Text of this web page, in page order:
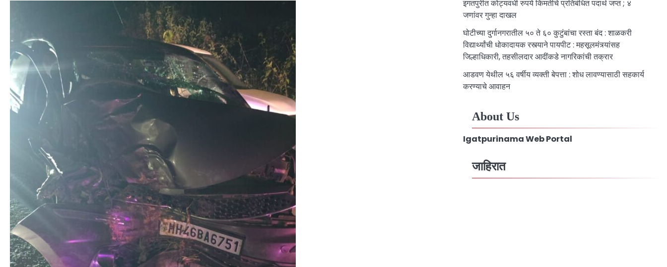
इगतपुरीत कोट्यवधी रुपये किमतीचे प्रतिबंधित पदार्थ जप्त ; ४
जणांवर गुन्हा दाखल
घोटीच्या दुर्गानगरातील ५० ते ६० कुटुंबांचा रस्ता बंद : शाळकरी
विद्यार्थ्यांची धोकादायक रस्त्याने पायपीट : महसूलमंत्र्यांसह
जिल्हाधिकारी, तहसीलदार आदींकडे नागरिकांची तक्रार
आडवण येथील ५६ वर्षीय व्यक्ती बेपत्ता : शोध लावण्यासाठी सहकार्य
करण्याचे आवाहन
About Us
Igatpurinama Web Portal
जाहिरात